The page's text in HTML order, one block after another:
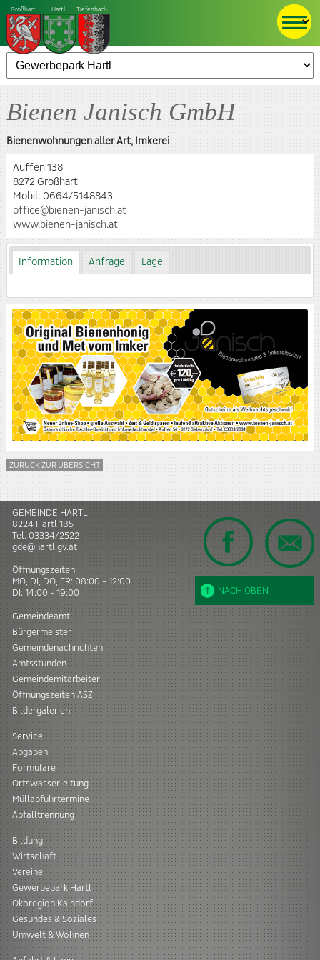
Großhart Hartl Tiefenbach
Bienen Janisch GmbH
Bienenwohnungen aller Art, Imkerei
Auffen 138
8272 Großhart
Mobil: 0664/5148843
office@bienen-janisch.at
www.bienen-janisch.at
Information Anfrage Lage
ZURÜCK ZUR ÜBERSICHT
NACH OBEN
GEMEINDE HARTL
8224 Hartl185
Tel. 03334/2522
gde@hartl.gv.at
Öffnungszeiten:
MO, DI, DO, FR: 08:00 - 12:00
DI: 14:00 - 19:00
Gemeindeamt
Bürgermeister
Gemeindenachrichten
Amtsstunden
Gemeindemitarbeiter
Öffnungszeiten ASZ
Bildergalerien
Service
Abgaben
Formulare
Ortswasserleitung
Müllabfuhrtermine
Abfalltrennung
Bildung
Wirtschaft
Vereine
Gewerbepark Hartl
Ökoregion Kaindorf
Gesundes & Soziales
Umwelt & Wohnen